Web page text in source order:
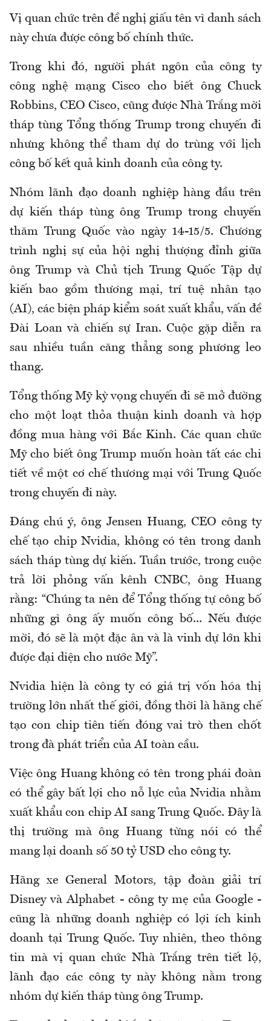
Vị quan chức trên đề nghị giấu tên vì danh sách
này chưa được công bố chính thức.
Trong khi đó, người phát ngôn của công ty
công nghệ mạng Cisco cho biết ông Chuck
Robbins, CEO Cisco, cũng được Nhà Trắng mời
tháp tùng Tổng thống Trump trong chuyến đi
nhưng không thể tham dự do trùng với lịch
công bố kết quả kinh doanh của công ty.
Nhóm lãnh đạo doanh nghiệp hàng đầu trên
dự kiến tháp tùng ông Trump trong chuyến
thăm Trung Quốc vào ngày 14-15/5. Chương
trình nghị sự của hội nghị thượng đỉnh giữa
ông Trump và Chủ tịch Trung Quốc Tập dự
kiến bao gồm thương mại, trí tuệ nhân tạo
(AI), các biện pháp kiểm soát xuất khẩu, vấn đề
Đài Loan và chiến sự Iran. Cuộc gặp diễn ra
sau nhiều tuần căng thẳng song phương leo
thang.
Tổng thống Mỹ kỳ vọng chuyến đi sẽ mở đường
cho một loạt thỏa thuận kinh doanh và hợp
đồng mua hàng với Bắc Kinh. Các quan chức
Mỹ cho biết ông Trump muốn hoàn tất các chi
tiết về một cơ chế thương mại với Trung Quốc
trong chuyến đi này.
Đáng chú ý, ông Jensen Huang, CEO công ty
chế tạo chip Nvidia, không có tên trong danh
sách tháp tùng dự kiến. Tuần trước, trong cuộc
trả lời phỏng vấn kênh CNBC, ông Huang
rằng: “Chúng ta nên để Tổng thống tự công bố
những gì ông ấy muốn công bố... Nếu được
mời, đó sẽ là một đặc ân và là vinh dự lớn khi
được đại diện cho nước Mỹ”.
Nvidia hiện là công ty có giá trị vốn hóa thị
trường lớn nhất thế giới, đồng thời là hãng chế
tạo con chip tiên tiến đóng vai trò then chốt
trong đà phát triển của AI toàn cầu.
Việc ông Huang không có tên trong phái đoàn
có thể gây bất lợi cho nỗ lực của Nvidia nhằm
xuất khẩu con chip AI sang Trung Quốc. Đây là
thị trường mà ông Huang từng nói có thể
mang lại doanh số 50 tỷ USD cho công ty.
Hãng xe General Motors, tập đoàn giải trí
Disney và Alphabet - công ty mẹ của Google -
cũng là những doanh nghiệp có lợi ích kinh
doanh tại Trung Quốc. Tuy nhiên, theo thông
tin mà vị quan chức Nhà Trắng trên tiết lộ,
lãnh đạo các công ty này không nằm trong
nhóm dự kiến tháp tùng ông Trump.